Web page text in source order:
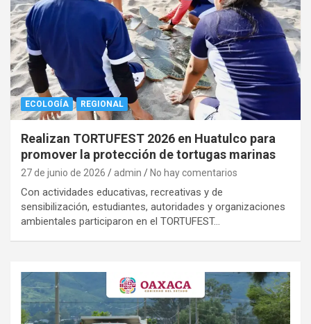
ECOLOGÍA REGIONAL
Realizan TORTUFEST 2026 en Huatulco para
promover la protección de tortugas marinas
27 de junio de 2026 admin No hay comentarios
Con actividades educativas, recreativas y de
sensibilización, estudiantes, autoridades y organizaciones
ambientales participaron en el TORTUFEST…